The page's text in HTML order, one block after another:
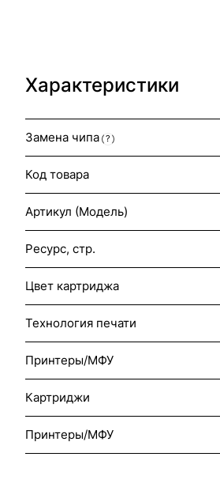
Характеристики
Замена чипа ?
Код товара
Артикул (Модель)
Ресурс, стр.
Цвет картриджа
Технология печати
Принтеры/МФУ
Картриджи
Принтеры/МФУ